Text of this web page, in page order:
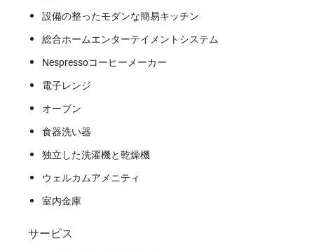
設備の整ったモダンな簡易キッチン
総合ホームエンターテイメントシステム
Nespressoコーヒーメーカー
電子レンジ
オーブン
食器洗い器
独立した洗濯機と乾燥機
ウェルカムアメニティ
室内金庫
サービス